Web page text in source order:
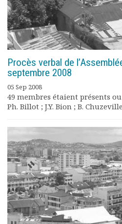
Procès verbal de
septembre 2008
05 Sep 2008
49 membres étaient présents
Ph. Billot ; J.Y. Bion ; B.